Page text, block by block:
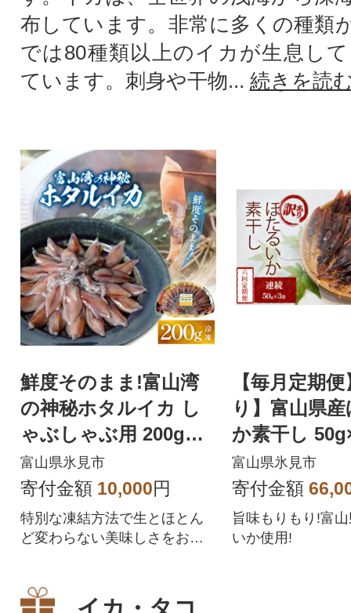
布しています。非常に多くの種類
では80種類以上のイカが生息し
ています。刺身や干物... 続きを読
鮮度そのまま!富山湾
の神秘ホタルイカ し
ゃぶしゃぶ用 200g
〈冷凍〉
富山県氷見市
寄付金額 10,000円
特別な凍結方法で生とほとん
ど変わらない美味しさをお届
【毎月定期
り】富山県
か素干し
酒に合う珍
温〉全6回
富山県氷見市
寄付金額
旨味もりもり!富
いか使用!